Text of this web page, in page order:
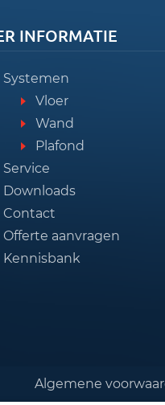
INFORMATIE
Systemen
Vloer
Wand
Plafond
Service
Downloads
Contact
Offerte aanvragen
Kennisbank
Algemene